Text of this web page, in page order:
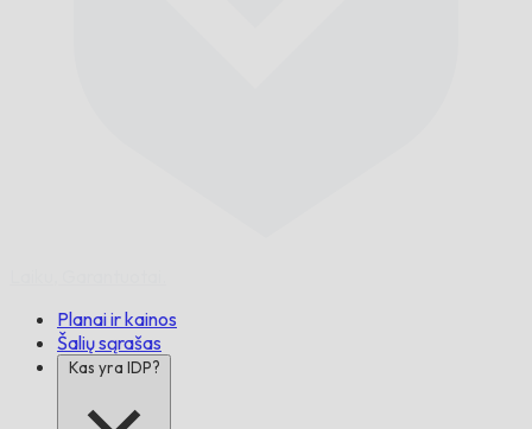
Planai ir kainos
Šalių sąrašas
Kas yra IDP?